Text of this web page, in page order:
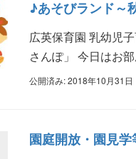
♪あそびランド～
広英保育園 乳幼児
さんぽ」 今日はお
公開済み: 2018年10月31日
園庭開放・園見